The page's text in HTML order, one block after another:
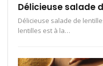
Délicieuse salade
Délicieuse salade de
lentilles est à la…